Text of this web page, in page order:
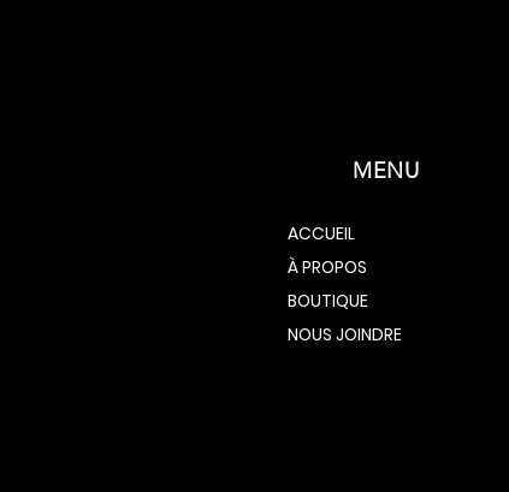
MENU
ACCUEIL
À PROPOS
BOUTIQUE
NOUS JOINDRE